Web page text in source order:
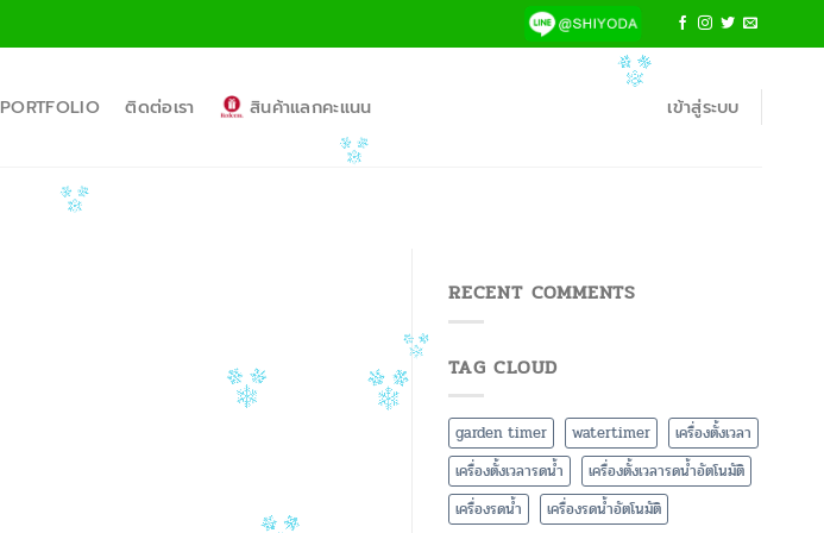
PORTFOLIO ติดต่อเรา สินค้าแลกคะแนน เข้าสู่ระบบ
RECENT COMMENTS
TAG CLOUD
garden timer watertimer
เครื่องตั้งเวลา
เครื่องตั้งเวลารดน้ำ
เครื่องตั้งเวลารดน้ำอัตโนมัติ
เครื่องรดน้ำ
เครื่องรดน้ำอัตโนมัติ